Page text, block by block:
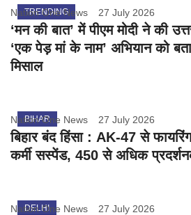
TRENDING
Nation One News 27 July 2026
‘मन की बात’ में पीएम मोदी ने की
‘एक पेड़ मां के नाम’ अभियान को
मिसाल
BIHAR
Nation One News 27 July 2026
बिहार बंद हिंसा : AK-47 से
कर्मी सस्पेंड, 450 से अधिक
DELHI
Nation One News 27 July 2026